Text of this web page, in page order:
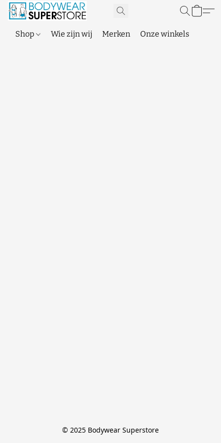
Shop Wie zijn wij Merken Onze winkels
© 2025 Bodywear Superstore